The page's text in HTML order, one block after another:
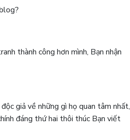
thành công hơn mình, Bạn nhận
giả về những gì họ quan tâm nhất,
đáng thứ hai thôi thúc Bạn viết